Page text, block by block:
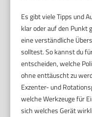
Es gibt viele Tipps und
klar oder auf den Punkt
eine verständliche
solltest. So kannst du
entscheiden, welche
ohne enttäuscht zu
Exzenter- und
welche Werkzeuge für
sich welches Gerät